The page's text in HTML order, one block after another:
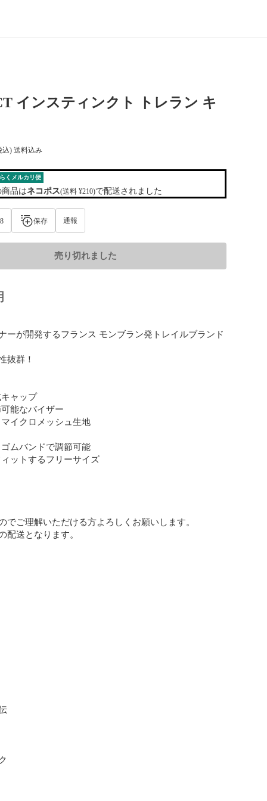
インスティンクト トレラン キ
込) 送料込み
くメルカリ便
商品はネコポス(送料 ¥210)で配送されました
8 保存 通報
売り切れました
ーが開発するフランス モンブラン発トレイルブランド
抜群！
ャップ
能なバイザー
イクロメッシュ生地
ムバンドで調節可能
ットするフリーサイズ
でご理解いただける方よろしくお願いします。
配送となります。